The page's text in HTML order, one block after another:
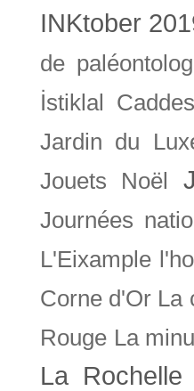
INKtober
de
İstiklal
Jardin du
Jouets Noël
Journées
L'Eixample
Corne d'Or La
Rouge La
La Rochelle